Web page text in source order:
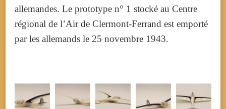
allemandes. Le prototype n° 1 stocké au Centre
régional de l’Air de Clermont-Ferrand est emporté
par les allemands le 25 novembre 1943.